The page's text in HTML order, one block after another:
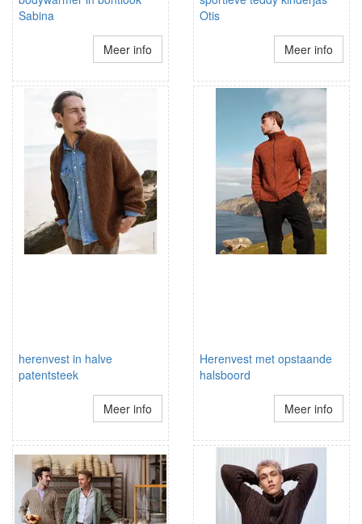
Sabina
Meer info
Otis
Meer info
herenvest in halve
patentsteek
Meer info
Herenvest met opstaande
halsboord
Meer info